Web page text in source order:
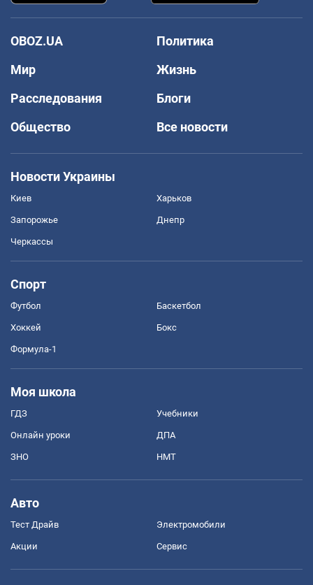
OBOZ.UA
Политика
Мир
Жизнь
Расследования
Блоги
Общество
Все новости
Новости Украины
Киев Харьков
Запорожье Днепр
Черкассы
Спорт
Футбол Баскетбол
Хоккей Бокс
Формула-1
Моя школа
ГДЗ Учебники
Онлайн уроки ДПА
ЗНО НМТ
Авто
Тест Драйв Электромобили
Акции Сервис